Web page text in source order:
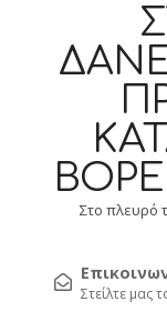
Στο πλευρό
Στείλτε μας